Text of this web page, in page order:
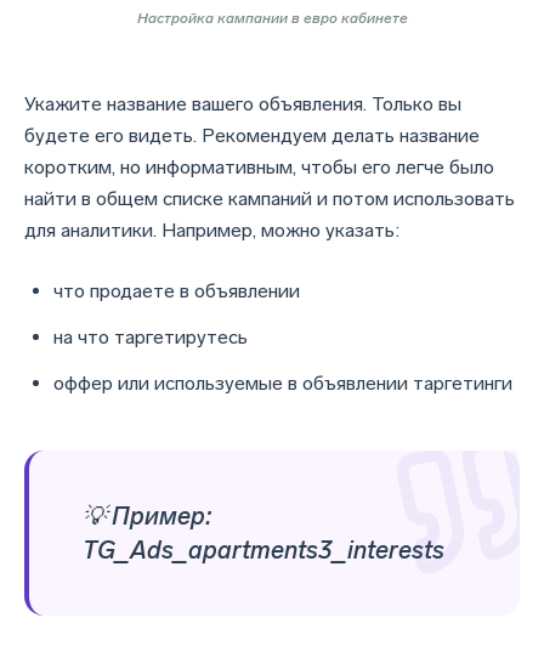
Настройка кампании в евро кабинете
Укажите название вашего объявления. Только вы
будете его видеть. Рекомендуем делать название
коротким, но информативным, чтобы его легче было
найти в общем списке кампаний и потом использовать
для аналитики. Например, можно указать:
что продаете в объявлении
на что таргетирутесь
оффер или используемые в объявлении таргетинги
💡 Пример:
TG_Ads_apartments3_interests